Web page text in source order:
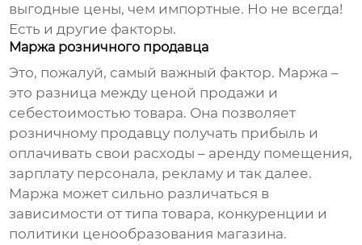
выгодные цены, чем импортные. Но не всегда!
Есть и другие факторы.
Маржа розничного продавца
Это, пожалуй, самый важный фактор. Маржа –
это разница между ценой продажи и
себестоимостью товара. Она позволяет
розничному продавцу получать прибыль и
оплачивать свои расходы – аренду помещения,
зарплату персонала, рекламу и так далее.
Маржа может сильно различаться в
зависимости от типа товара, конкуренции и
политики ценообразования магазина.